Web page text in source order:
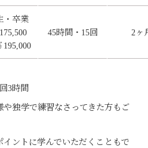
・卒業
195,000
45時間・15回 2ヶ
3時間
や独学で練習なさってきた方もご
イントに学んでいただくこともで